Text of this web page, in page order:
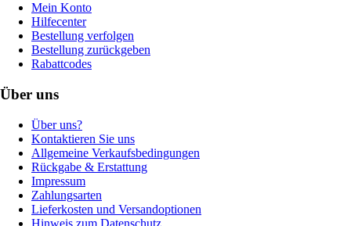
Mein Konto
Hilfecenter
Bestellung verfolgen
Bestellung zurückgeben
Rabattcodes
Über uns
Über uns?
Kontaktieren Sie uns
Allgemeine Verkaufsbedingungen
Rückgabe & Erstattung
Impressum
Zahlungsarten
Lieferkosten und Versandoptionen
Hinweis zum Datenschutz